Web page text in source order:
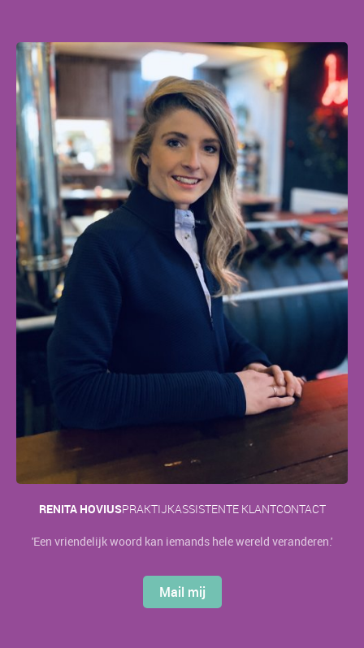
RENITA HOVIUSPRAKTIJKASSISTENTE KLANTCONTACT
'Een vriendelijk woord kan iemands hele wereld veranderen.'
Mail mij